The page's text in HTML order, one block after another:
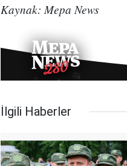
Kaynak: Mepa News
İlgili Haberler